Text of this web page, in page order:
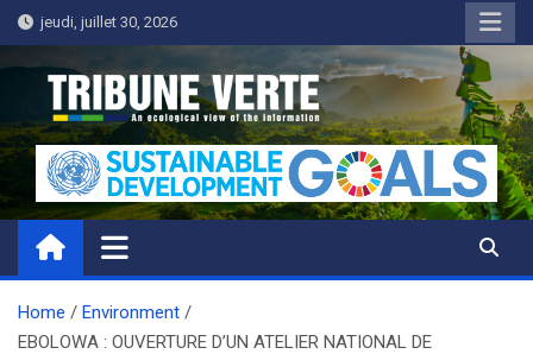
Skip
to
content
jeudi, juillet 30, 2026
Tribune Verte
Un regard écologique de l'information
Home
Environment
EBOLOWA : OUVERTURE D’UN ATELIER NATIONAL DE